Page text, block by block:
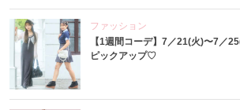
ファッション
【1週間コーデ】7／21(火)〜7／
ピックアップ♡